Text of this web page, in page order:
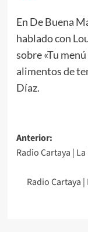
En De Buena
hablado con
sobre «Tu
alimentos de
Díaz.
Anterior:
Radio Cartaya |
Radio Cartaya